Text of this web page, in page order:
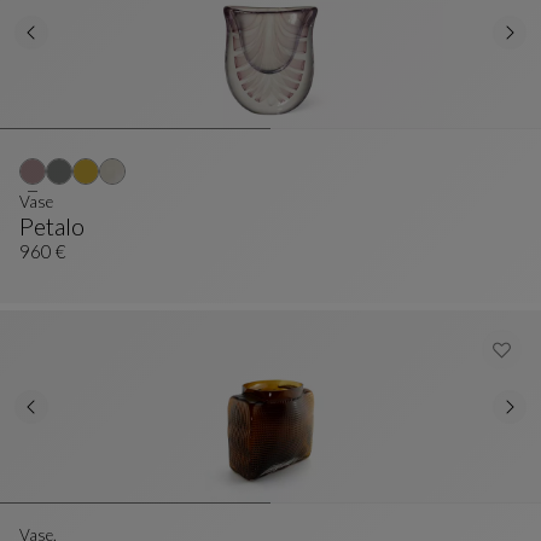
Petalo
Vase
Siehe Vollständige Beschreibung
Vase
960 €
Vase.